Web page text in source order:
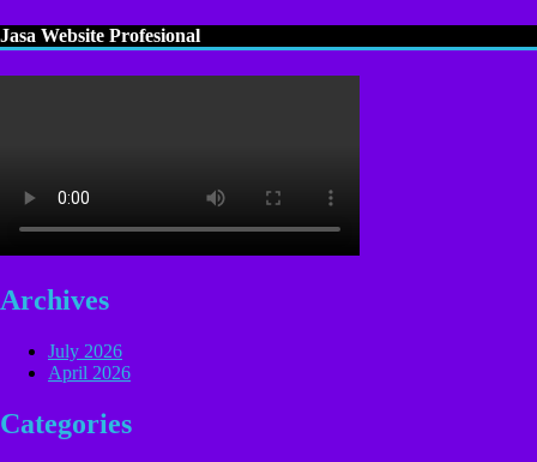
Jasa Website Profesional
Archives
July 2026
April 2026
Categories